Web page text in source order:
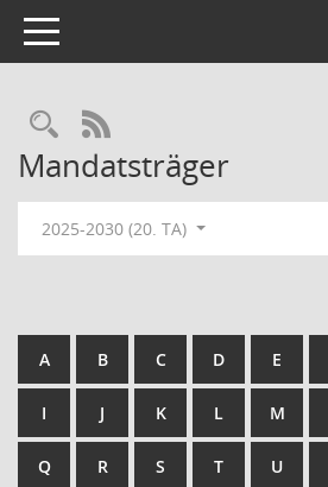
Toggle navigation
Rechercheauswahl
RSS-Feed
Mandatsträger
2025-2030 (20. TA)
A B C D E
I J K L M
Q R S T U